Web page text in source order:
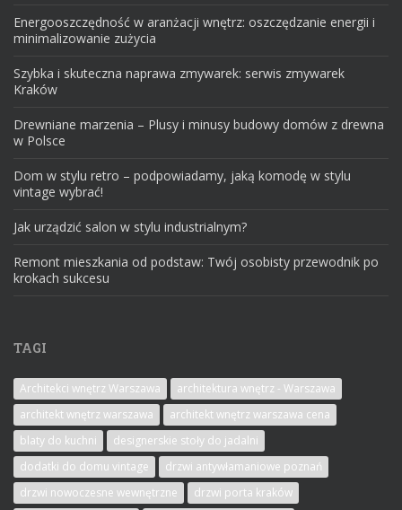
Energooszczędność w aranżacji wnętrz: oszczędzanie energii i
minimalizowanie zużycia
Szybka i skuteczna naprawa zmywarek: serwis zmywarek
Kraków
Drewniane marzenia – Plusy i minusy budowy domów z drewna
w Polsce
Dom w stylu retro – podpowiadamy, jaką komodę w stylu
vintage wybrać!
Jak urządzić salon w stylu industrialnym?
Remont mieszkania od podstaw: Twój osobisty przewodnik po
krokach sukcesu
TAGI
Architekci wnętrz Warszawa
architektura wnętrz - Warszawa
architekt wnętrz warszawa
architekt wnętrz warszawa cena
blaty do kuchni
designerskie stoły do jadalni
dodatki do domu vintage
drzwi antywłamaniowe poznań
drzwi nowoczesne wewnętrzne
drzwi porta kraków